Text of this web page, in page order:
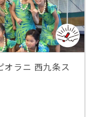
オラニ 西九条ス